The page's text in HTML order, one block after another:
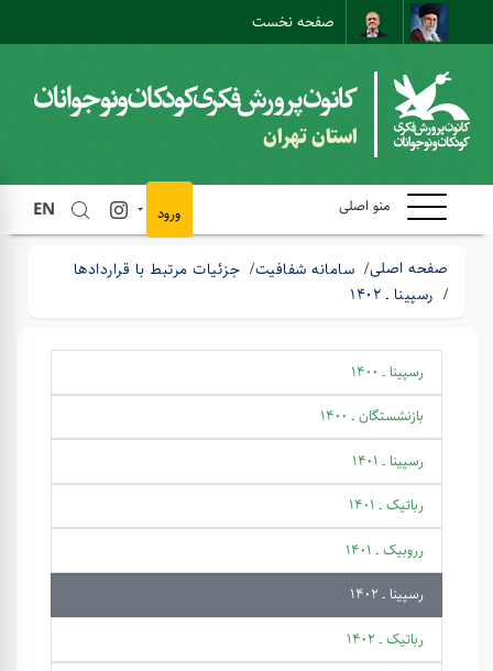
صفحه نخست
نقشه سایت
ارتباط مستقیم
استان تهران
منو اصلی EN ورود
صفحه اصلی سامانه شفافیت
جزئیات مرتبط با قراردادها
رسپینا ـ 1402
رسپینا ـ 1400
بازنشستگان ـ 1400
رسپینا ـ 1401
رباتیک ـ 1401
رروبیک ـ 1401
رسپینا ـ 1402
رباتیک ـ 1402